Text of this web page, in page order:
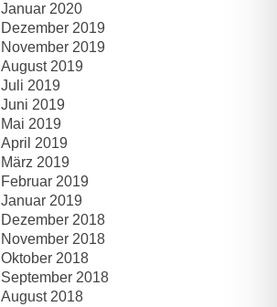
Januar 2020
Dezember 2019
November 2019
August 2019
Juli 2019
Juni 2019
Mai 2019
April 2019
März 2019
Februar 2019
Januar 2019
Dezember 2018
November 2018
Oktober 2018
September 2018
August 2018